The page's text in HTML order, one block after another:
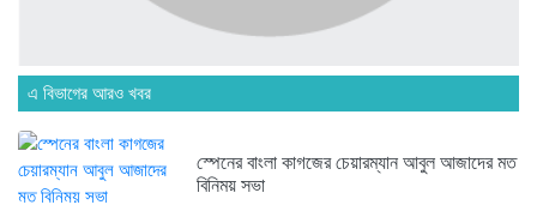
রাজনৈতিক লড়াইয়ে জিততে হলে সাংস্কৃতিক...
এ বিভাগের আরও খবর
স্পেনের বাংলা কাগজের চেয়ারম্যান আবুল আজাদের মত
বিনিময় সভা